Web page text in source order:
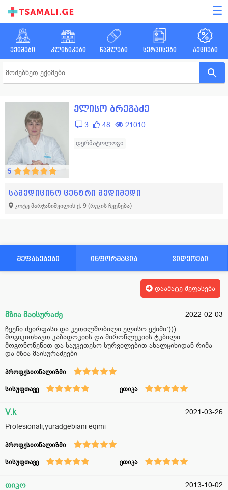
☰
ექიმები კლინიკები წამლები სერვისები აქციები
5
ელისო ბრეგაძე
3 48 21010
დერმატოლოგი
სამედიცინო ცენტრი მედიმედი
კოტე მარჯანიშვილის ქ. 9 (რუკის ჩვენება)
შეფასებები ინფორმაცია ვიდეოები
დაამატე შეფასება
მზია მაისურაძე
2022-02-03
ჩვენი ძვირფასი და კეთილშობილი ელისო ექიმი:)))
მოგიკითხავთ კაბადოკიის და მირონლუკიის ტკბილი
მოგონონენით და საუკეთესო სურვილებით ახალციხიდან რიმა
და მზია მაისურაძეები
პროფესიონალიზმი
სისუფთავე ეთიკა
V.k
2021-03-26
Profesionali,yuradgebiani eqimi
პროფესიონალიზმი
სისუფთავე ეთიკა
თიკო
2013-10-02